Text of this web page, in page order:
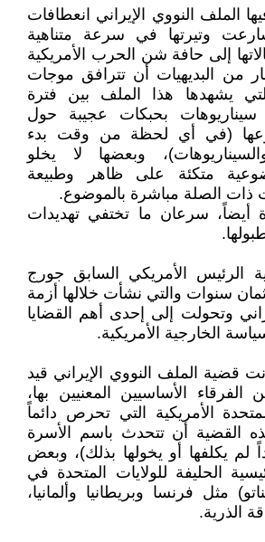
الملف النووي الإيراني انعطافات
وتيرتها في سرعة متناهية
إلى حافة شن الحرب الأمريكية
من البديهيات أن تترافق موجات
التي يشهدها هذا الملف بين فترة
بحبكات عجيبة حول
(في أي لحظة من وقت بدء
وبعضها لا يخلو
متكئة على ظاهر وطبيعة
ذات الصلة مباشرة بالموضوع.
أيضاً، سرعان ما تختفي تهديدات
الرئيس الأمريكي السابق جورج
سنوات والتي نشأت خلالها أزمة
وتحولت إلى إحدى أهم القضايا
الخارجية الأمريكية.
قضية الملف النووي الإيراني قيد
الفرقاء الأساسيين المعنيين بها،
الأمريكية التي تحرص دائماً
القضية أن تتحدث باسم الأسرة
لم يكلفها أو يخولها بذلك)، وبعض
الحليفة للولايات المتحدة في
مثل فرنسا وبريطانيا وألمانيا،
الذرية.